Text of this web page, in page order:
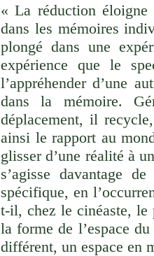
« La réduction
dans les mémoires
plongé dans une
expérience que le
l’appréhender d’une
dans la mémoire.
déplacement, il
ainsi le rapport au
glisser d’une réalité à
s’agisse davantage
spécifique, en
t-il, chez le cinéaste, le
la forme de l’espace
différent, un espace en